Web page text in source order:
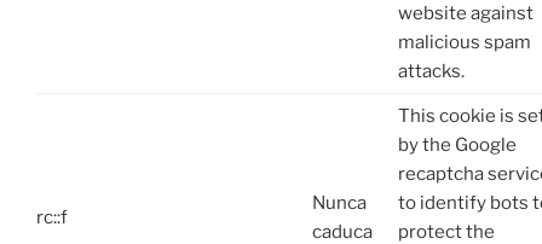
website against
malicious spam
attacks.
rc::f
Nunca
caduca
This cookie is
by the Google
recaptcha
to identify bots
protect the